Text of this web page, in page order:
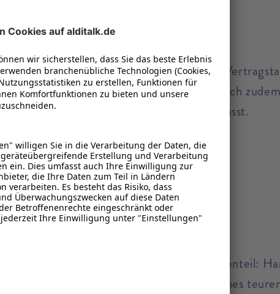
Alles Wichtige auf einen Blick
ist die Alternative zum klassischen
und Vertragsleistungen bindet und sich
wenn man die Kündigungsfrist verpasst.
Wähle den perfekten Tarif
insbesondere mit dem genauen Gegenteil:
Tarife vor allem, weil die Finanzierung eines